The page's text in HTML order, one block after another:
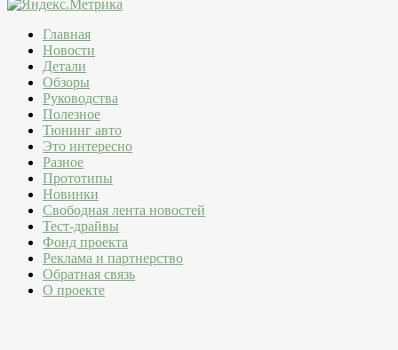
Главная
Новости
Детали
Обзоры
Руководства
Полезное
Тюнинг авто
Это интересно
Разное
Прототипы
Новинки
Свободная лента новостей
Тест-драйвы
Фонд проекта
Реклама и партнерство
Обратная связь
О проекте